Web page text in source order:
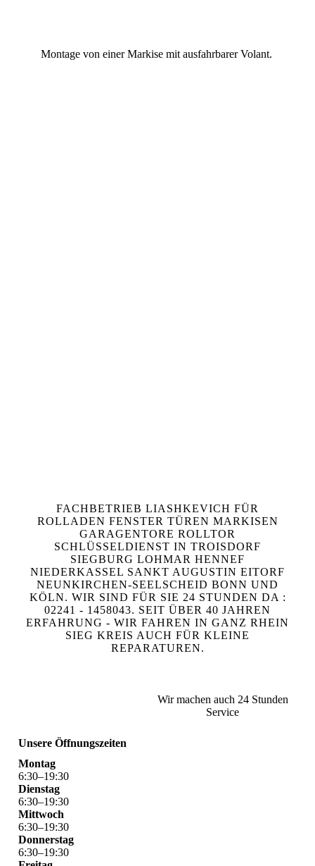
Montage von einer Markise mit ausfahrbarer Volant.
FACHBETRIEB LIASHKEVICH FÜR
ROLLADEN FENSTER TÜREN MARKISEN
GARAGENTORE ROLLTOR
SCHLÜSSELDIENST IN TROISDORF
SIEGBURG LOHMAR HENNEF
NIEDERKASSEL SANKT AUGUSTIN EITORF
NEUNKIRCHEN-SEELSCHEID BONN UND
KÖLN. WIR SIND FÜR SIE 24 STUNDEN DA :
02241 - 1458043. SEIT ÜBER 40 JAHREN
ERFAHRUNG - WIR FAHREN IN GANZ RHEIN
SIEG KREIS AUCH FÜR KLEINE
REPARATUREN.
Unsere Öffnungszeiten
Montag
6:30–19:30
Dienstag
6:30–19:30
Mittwoch
6:30–19:30
Donnerstag
6:30–19:30
Wir machen auch 24 Stunden
Service